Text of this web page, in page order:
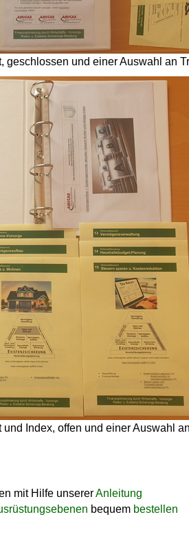
geschlossen und einer Auswahl an
Index, offen und einer Auswahl an
mit Hilfe unsererAnleitung
bequem bestellen